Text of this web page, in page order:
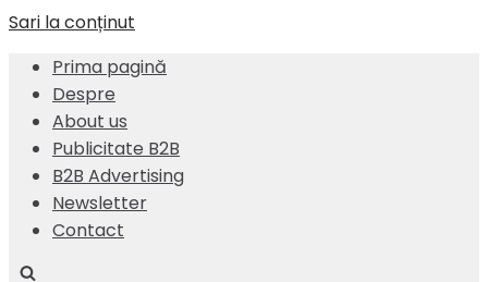
Sari la conținut
Prima pagină
Despre
About us
Publicitate B2B
B2B Advertising
Newsletter
Contact